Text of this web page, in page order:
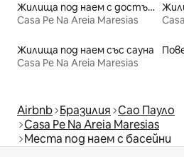
Жилища под наем с достъп до плажа
Casa Pe Na Areia Maresias
Жилища под наем със сауна
Casa Pe Na Areia Maresias
Airbnb Бразилия Сао Пауло
Casa Pe Na Areia Maresias
Места под наем с басейни